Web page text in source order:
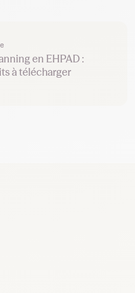
en EHPAD :
à télécharger